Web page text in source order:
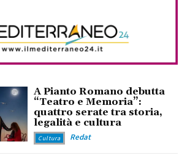
A Pianto Romano debutta
“Teatro e Memoria”:
quattro serate tra storia,
legalità e cultura
Cultura Redat